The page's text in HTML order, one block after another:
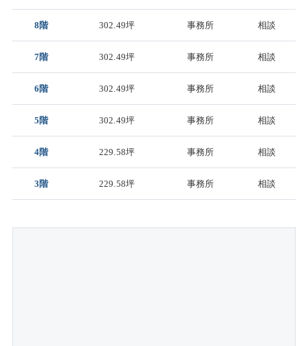
8階 302.49坪 事務所 相談
7階 302.49坪 事務所 相談
6階 302.49坪 事務所 相談
5階 302.49坪 事務所 相談
4階 229.58坪 事務所 相談
3階 229.58坪 事務所 相談